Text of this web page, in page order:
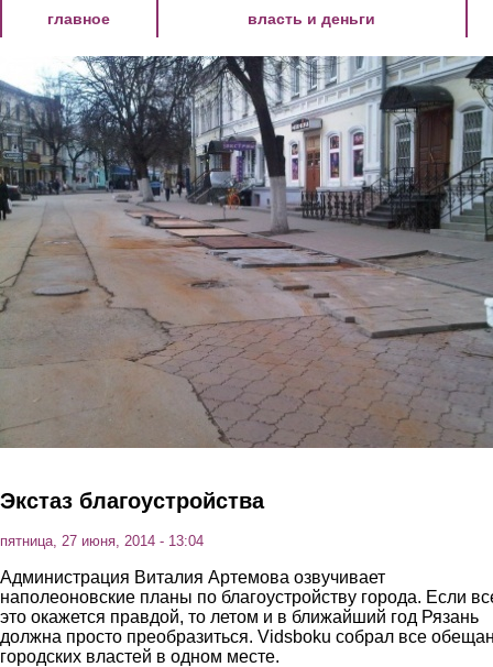
главное власть и деньги
Экстаз благоустройства
пятница, 27 июня, 2014 - 13:04
Администрация Виталия Артемова озвучивает
наполеоновские планы по благоустройству города. Если
это окажется правдой, то летом и в ближайший год Рязань
должна просто преобразиться. Vidsboku собрал все
городских властей в одном месте.